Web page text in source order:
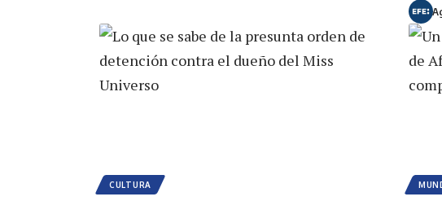
CULTURA